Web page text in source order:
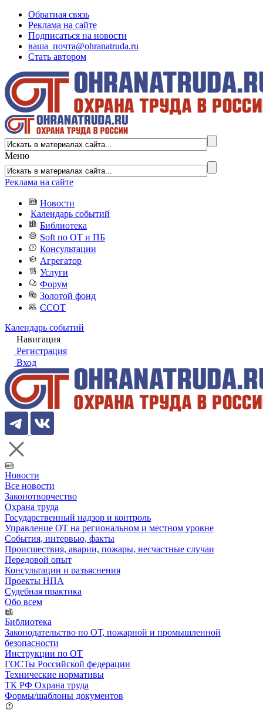
Обратная связь
Реклама на сайте
Подписаться на новости
ваша_почта@ohranatruda.ru
Стать автором
Меню
Реклама на сайте
Новости
Календарь событий
Библиотека
Soft по ОТ и ПБ
Консультации
Агрегатор
Услуги
Форум
Золотой фонд
ССОТ
Календарь событий
Навигация
Регистрация
Вход
Новости
Все новости
Законотворчество
Охрана труда
Государственный надзор и контроль
Управление ОТ на региональном и местном уровне
События, интервью, факты
Происшествия, аварии, пожары, несчастные случаи
Передовой опыт
Консультации и разъяснения
Проекты НПА
Судебная практика
Обо всем
Библиотека
Законодательство по ОТ, пожарной и промышленной
безопасности
Инструкции по ОТ
ГОСТы Российской федерации
Технические нормативы
ТК РФ Охрана труда
Формы/шаблоны документов